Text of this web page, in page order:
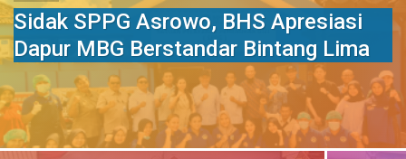
Sidak SPPG Asrowo, BHS Apresiasi
Dapur MBG Berstandar Bintang Lima